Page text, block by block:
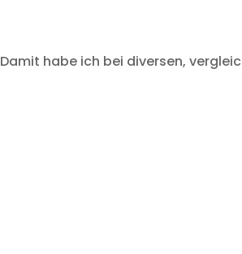
Damit habe ich bei diversen,